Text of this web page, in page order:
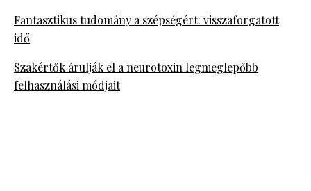
Fantasztikus tudomány a szépségért: visszaforgatott
idő
Szakértők árulják el a neurotoxin legmeglepőbb
felhasználási módjait